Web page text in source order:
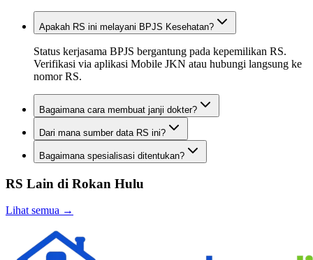
Apakah RS ini melayani BPJS Kesehatan?
Status kerjasama BPJS bergantung pada kepemilikan RS.
Verifikasi via aplikasi Mobile JKN atau hubungi langsung ke
nomor RS.
Bagaimana cara membuat janji dokter?
Dari mana sumber data RS ini?
Bagaimana spesialisasi ditentukan?
RS Lain di Rokan Hulu
Lihat semua →